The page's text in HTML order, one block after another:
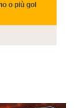
o più gol